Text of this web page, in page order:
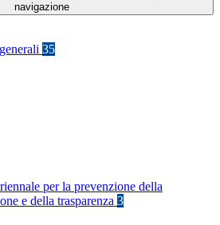
navigazione
35
per la prevenzione della
e della trasparenza 3